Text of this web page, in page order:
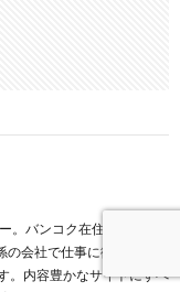
。バンコク在住6年が経過
会社で仕事に従事し、現
。内容豊かなサイトにすべ